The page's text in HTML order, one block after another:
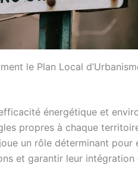
le Plan Local
énergétique et
propres à chaque
un rôle déterminant pour
et garantir leur intégration